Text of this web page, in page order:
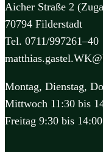
Aicher Straße 2
70794 Filderstadt
Tel. 0711/997261–40
Montag, Dienstag,
Mittwoch 11:30 bis
Freitag 9:30 bis 14:00